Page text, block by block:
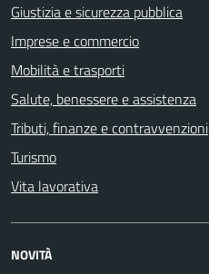
Giustizia e sicurezza pubblica
Imprese e commercio
Mobilità e trasporti
Salute, benessere e assistenza
Tributi, finanze e contravvenzioni
Turismo
Vita lavorativa
NOVITÀ